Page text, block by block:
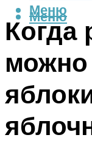
Меню
Меню
Когда
можно